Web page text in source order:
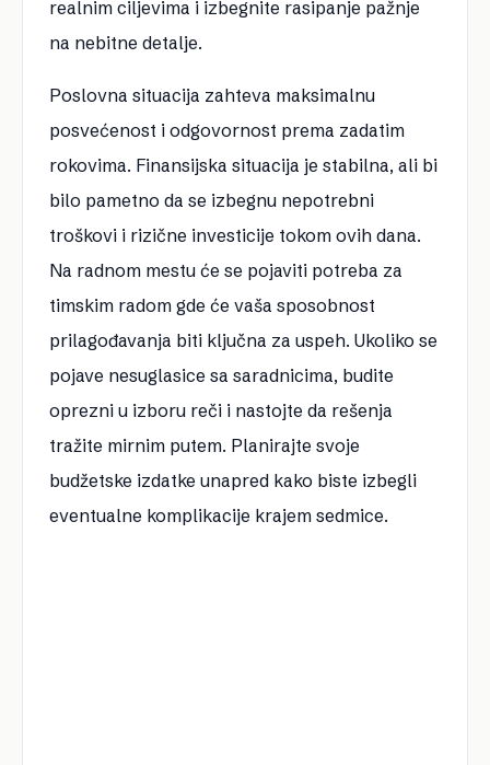
realnim ciljevima i izbegnite rasipanje pažnje
na nebitne detalje.
Poslovna situacija zahteva maksimalnu
posvećenost i odgovornost prema zadatim
rokovima. Finansijska situacija je stabilna, ali bi
bilo pametno da se izbegnu nepotrebni
troškovi i rizične investicije tokom ovih dana.
Na radnom mestu će se pojaviti potreba za
timskim radom gde će vaša sposobnost
prilagođavanja biti ključna za uspeh. Ukoliko se
pojave nesuglasice sa saradnicima, budite
oprezni u izboru reči i nastojte da rešenja
tražite mirnim putem. Planirajte svoje
budžetske izdatke unapred kako biste izbegli
eventualne komplikacije krajem sedmice.